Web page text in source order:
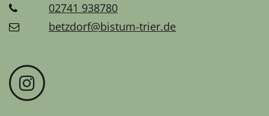
02741 938780
betzdorf@bistum-trier.de